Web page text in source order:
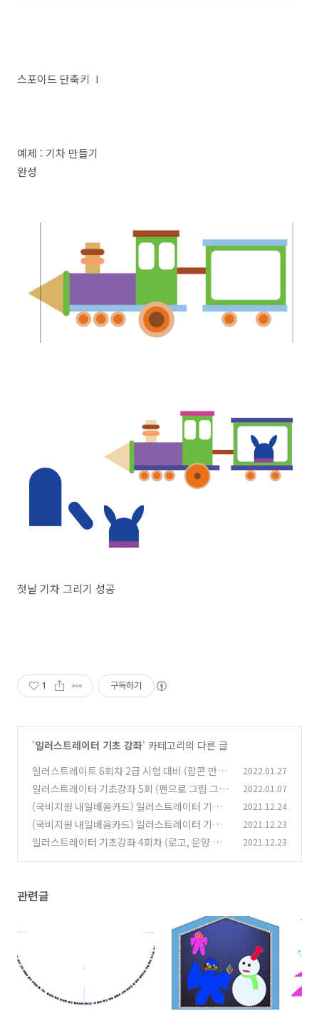
스포이드 단축키 I
예제 : 기차 만들기
완성
첫날 기차 그리기 성공
1 구독하기
'일러스트레이터 기초 강좌' 카테고리의 다른 글
일러스트레이트 6회차 2급 시험 대비 (팝콘 만들
기, 글씨 자르기)
(0)
2022.01.27
일러스트레이터 기초강좌 5회 (펜으로 그림 그리
기, 글자 건드리기, 패턴 만들기) (0)
2022.01.07
(국비지원 내일배움카드) 일러스트레이터 기초 3
강 브러쉬 효과로 꿀빨기
(0)
2021.12.24
(국비지원 내일배움카드) 일러스트레이터 기초 2
강 패스파인더 마스터하기
(0)
2021.12.23
일러스트레이터 기초강좌 4회차 (로고, 문양 만
2021.12.23
관련글